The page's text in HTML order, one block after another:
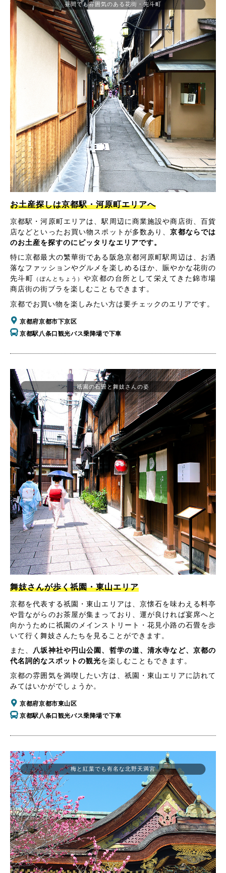
昼間でも雰囲気のある花街・先斗町
お土産探しは京都駅・河原町エリアへ
京都駅・河原町エリアは、駅周辺に商業施設や商店街、百貨
店などといったお買い物スポットが多数あり、京都ならでは
のお土産を探すのにピッタリなエリアです。
特に京都最大の繁華街である阪急京都河原町駅周辺は、お洒
落なファッションやグルメを楽しめるほか、賑やかな花街の
先斗町
（ぽんとちょう） や京都の台所として栄えてきた錦市場
商店街の街ブラを楽しむこともできます。
京都でお買い物を楽しみたい方は要チェックのエリアです。
京都府京都市下京区
京都駅八条口観光バス乗降場で下車
舞妓さんが歩く祇園・東山エリア
京都を代表する祇園・東山エリアは、京懐石を味わえる料亭
や昔ながらのお茶屋が集まっており、運が良ければ宴席へと
向かうために祇園のメインストリート・花見小路の石畳を歩
いて行く舞妓さんたちを見ることができます。
また、
八坂神社や円山公園、哲学の道、清水寺など、京都の
代名詞的なスポットの観光を楽しむこともできます。
京都の雰囲気を満喫したい方は、祇園・東山エリアに訪れて
みてはいかがでしょうか。
京都府京都市東山区
京都駅八条口観光バス乗降場で下車
祇園の石畳と舞妓さんの姿
梅と紅葉でも有名な北野天満宮